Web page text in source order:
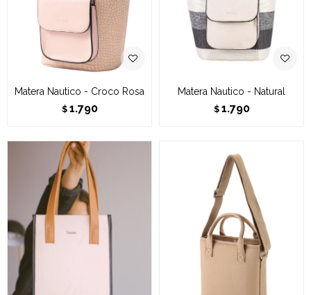
Matera Nautico - Croco Rosa
$ 1.790
Matera Nautico - Natural
$ 1.790